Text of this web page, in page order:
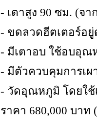
- เตาสูง 90 ซม. (จ
- ขดลวดฮีตเตอร์อ
- มีเตาอบ ใช้อบอุณ
- มีตัวควบคุมการเผ
- วัดอุณหภูมิ โดยใช้
ราคา 680,000 บาท